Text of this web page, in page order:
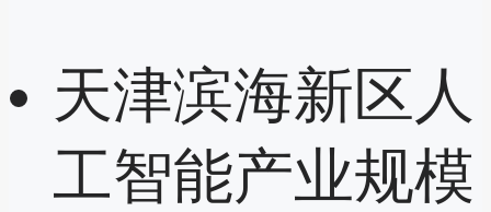
天津滨海新区人
工智能产业规模